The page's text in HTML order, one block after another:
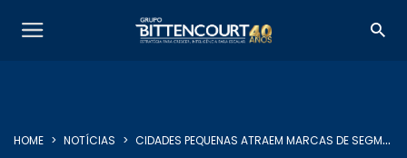
HOME NOTÍCIAS CIDADES PEQUENAS ATRAEM MARCAS DE SEGMENTOS VARIADOS